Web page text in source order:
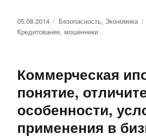
Опубликовано
05.08.2014 Рубрики
Безопасность, Экономика
Кредитование, мошенники
Коммерческая
понятие,
особенности,
применения в